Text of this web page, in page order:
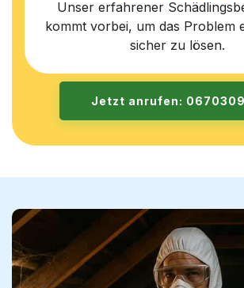
Unser erfahrener
kommt vorbei, um das Problem
sicher zu lösen.
Jetzt anrufen: